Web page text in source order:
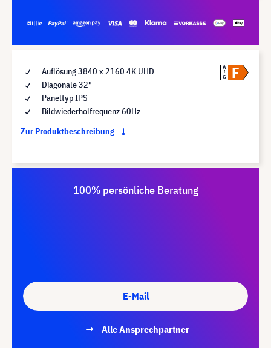
Auflösung 3840 x 2160 4K UHD
Diagonale 32"
Paneltyp IPS
Bildwiederholfrequenz 60Hz
Zur Produktbeschreibung
A
G
F
100% persönliche Beratung
E-Mail
Alle Ansprechpartner